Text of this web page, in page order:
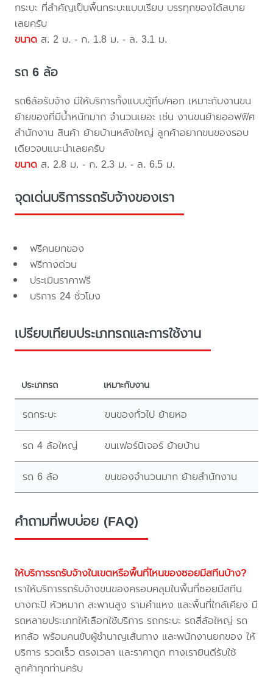
กระบะ ที่สำคัญเป็นพื้นกระบะแบบเรียบ บรรทุกของได้สบาย
เลยครับ
ขนาด ส. 2 ม. - ก. 1.8 ม. - ล. 3.1 ม.
รถ 6 ล้อ
รถ6ล้อรับจ้าง มีให้บริการทั้งแบบตู้ทึบ/คอก เหมาะกับงานขน
ย้ายของที่มีน้ำหนักมาก จำนวนเยอะ เช่น งานขนย้ายออฟฟิศ
สำนักงาน สินค้า ย้ายบ้านหลังใหญ่ ลูกค้าอยากขนของรอบ
เดียวจบแนะนำเลยครับ
ขนาด ส. 2.8 ม. - ก. 2.3 ม. - ล. 6.5 ม.
จุดเด่นบริการรถรับจ้างของเรา
ฟรีคนยกของ
ฟรีทางด่วน
ประเมินราคาฟรี
บริการ 24 ชั่วโมง
เปรียบเทียบประเภทรถและการใช้งาน
ประเภทรถ เหมาะกับงาน
รถกระบะ ขนของทั่วไป ย้ายหอ
รถ 4 ล้อใหญ่ ขนเฟอร์นิเจอร์ ย้ายบ้าน
รถ 6 ล้อ ขนของจำนวนมาก ย้ายสำนักงาน
คำถามที่พบบ่อย (FAQ)
ให้บริการรถรับจ้างในเขตหรือพื้นที่ไหนของซอยมีสทีนบ้าง?
เราให้บริการรถรับจ้างขนของครอบคลุมในพื้นที่ซอยมีสทีน
บางกะปิ หัวหมาก สะพานสูง รามคำแหง และพื้นที่ใกล้เคียง มี
รถหลายประเภทให้เลือกใช้บริการ รถกระบะ รถสี่ล้อใหญ่ รถ
หกล้อ พร้อมคนขับผู้ชำนาญเส้นทาง และพนักงานยกของ ให้
บริการ รวดเร็ว ตรงเวลา และราคาถูก ทางเรายินดีรับใช้
ลูกค้าทุกท่านครับ